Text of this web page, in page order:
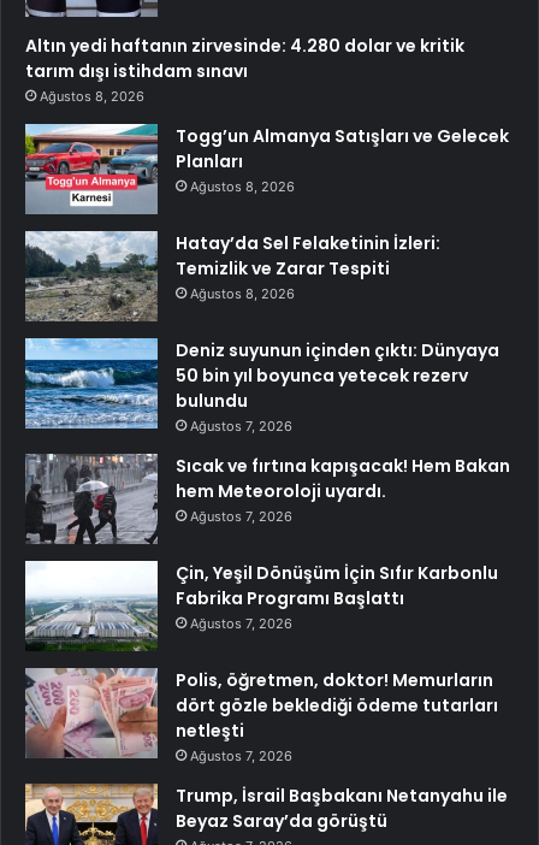
Altın yedi haftanın zirvesinde: 4.280 dolar ve kritik
tarım dışı istihdam sınavı
Ağustos 8, 2026
Togg’un Almanya Satışları ve Gelecek
Planları
Ağustos 8, 2026
Hatay’da Sel Felaketinin İzleri:
Temizlik ve Zarar Tespiti
Ağustos 8, 2026
Deniz suyunun içinden çıktı: Dünyaya
50 bin yıl boyunca yetecek rezerv
bulundu
Ağustos 7, 2026
Sıcak ve fırtına kapışacak! Hem Bakan
hem Meteoroloji uyardı.
Ağustos 7, 2026
Çin, Yeşil Dönüşüm İçin Sıfır Karbonlu
Fabrika Programı Başlattı
Ağustos 7, 2026
Polis, öğretmen, doktor! Memurların
dört gözle beklediği ödeme tutarları
netleşti
Ağustos 7, 2026
Trump, İsrail Başbakanı Netanyahu ile
Beyaz Saray’da görüştü